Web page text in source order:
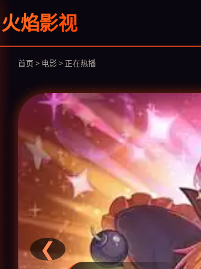
火焰影视
首页 > 电影 > 正在热播
❮